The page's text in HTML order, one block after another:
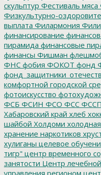
скульптур Фестиваль мяса
Физкультурно-
выплата Филармония
финансирование
пирамида финансовые
финансы Фишман
ФНС фобия ФОКОТ фонд
комфортной городской
фотоискусство
ФСБ ФСИН ФСО ФСС ФССП
Хабаровский край хлеб
шайбой Холдоми
хранение наркотиков
хулиганы целевое
тигр" центр временного
занятости Центр
управления регионом